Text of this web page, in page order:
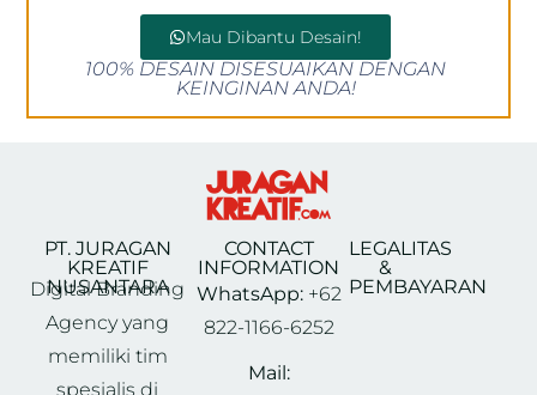
Mau Dibantu Desain!
100% DESAIN DISESUAIKAN DENGAN
KEINGINAN ANDA!
PT. JURAGAN
KREATIF
NUSANTARA
Digital Branding
Agency yang
memiliki tim
spesialis di
CONTACT
INFORMATION
WhatsApp:+62
822-1166-6252
Mail:
LEGALITAS
&
PEMBAYARAN